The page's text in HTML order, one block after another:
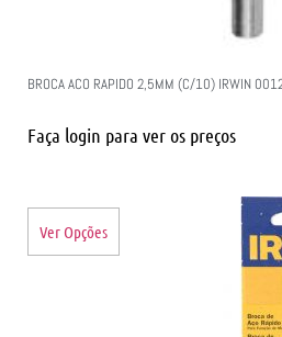
BROCA ACO RAPIDO 2,5MM (C/10) IRWIN
Faça login para ver os preços
Ver Opções